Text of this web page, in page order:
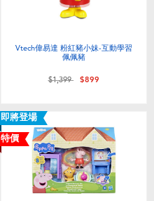
Vtech偉易達 粉紅豬小妹-互動學習
佩佩豬
價格從
$1,399至$899
即將登場
特價